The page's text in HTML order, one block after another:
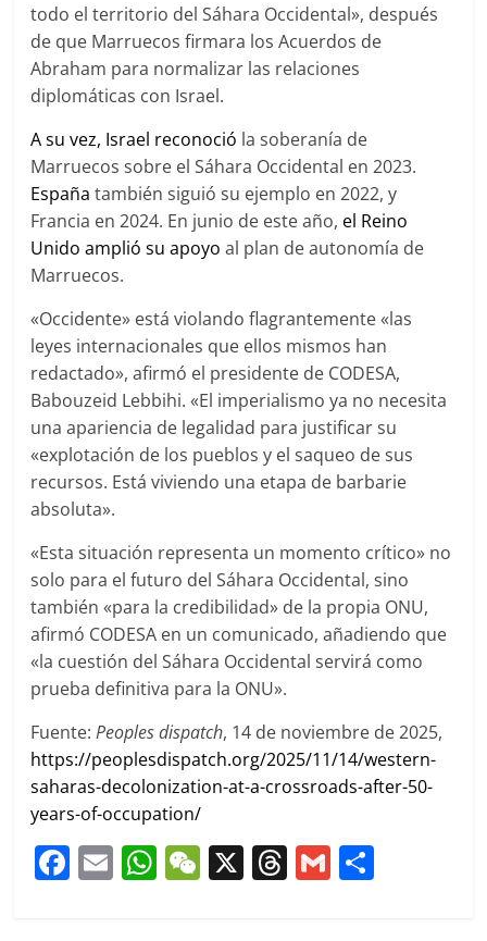
todo el territorio del Sáhara Occidental», después
de que Marruecos firmara los Acuerdos de
Abraham para normalizar las relaciones
diplomáticas con Israel.
A su vez, Israel reconoció la soberanía de
Marruecos sobre el Sáhara Occidental en 2023.
España también siguió su ejemplo en 2022, y
Francia en 2024. En junio de este año, el Reino
Unido amplió su apoyo al plan de autonomía de
Marruecos.
«Occidente» está violando flagrantemente «las
leyes internacionales que ellos mismos han
redactado», afirmó el presidente de CODESA,
Babouzeid Lebbihi. «El imperialismo ya no necesita
una apariencia de legalidad para justificar su
«explotación de los pueblos y el saqueo de sus
recursos. Está viviendo una etapa de barbarie
absoluta».
«Esta situación representa un momento crítico» no
solo para el futuro del Sáhara Occidental, sino
también «para la credibilidad» de la propia ONU,
afirmó CODESA en un comunicado, añadiendo que
«la cuestión del Sáhara Occidental servirá como
prueba definitiva para la ONU».
Fuente:Peoples dispatch, 14 de noviembre de 2025,
https://peoplesdispatch.org/2025/11/14/western-
saharas-decolonization-at-a-crossroads-after-50-
years-of-occupation/
F E W W X T G